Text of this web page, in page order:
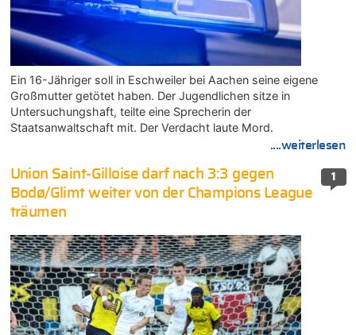
Ein 16-Jähriger soll in Eschweiler bei Aachen seine eigene
Großmutter getötet haben. Der Jugendlichen sitze in
Untersuchungshaft, teilte eine Sprecherin der
Staatsanwaltschaft mit. Der Verdacht laute Mord.
....weiterlesen
1
Union Saint-Gilloise darf nach 3:3 gegen
Bodø/Glimt weiter von der Champions League
träumen